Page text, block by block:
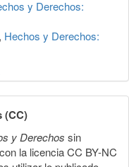
y Derechos:
, Hechos y Derechos:
(CC)
y Derechos sin
la licencia CC BY-NC